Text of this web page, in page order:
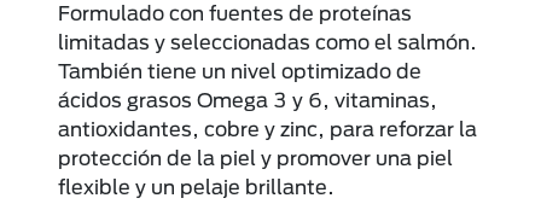
Formulado con fuentes de proteínas
limitadas y seleccionadas como el salmón.
También tiene un nivel optimizado de
ácidos grasos Omega 3 y 6, vitaminas,
antioxidantes, cobre y zinc, para reforzar la
protección de la piel y promover una piel
flexible y un pelaje brillante.